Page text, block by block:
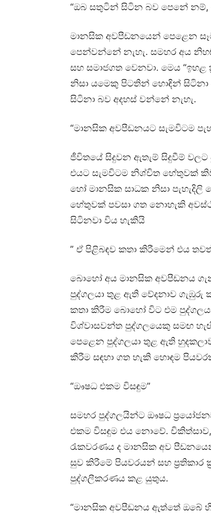
“ඔබ සතුටින් සිටින බව පෙනේ
මානසික අවපීඩනයෙන් පෙළෙන
පෙන්වන්නේ නැහැ. සමහර අය
සහ සමාජගත වෙනවා. මෙය “ඉහළ
නිසා යමෙකු පිටතින් හොඳින්
සිටිනා බව අදහස් වන්නේ නැහැ.
“මානසික අවපීඩනයට සැමවිටම
ජීවිතයේ සිදුවන ඇතැම් සිදුවීම්
එයට සැමවිටම නිශ්චිත හේතුවක්
හෝ මානසික සාධක නිසා
හේතුවක් පවසා ගත නොහැකි
සිටිනවා විය හැකියි
” ඒ පිළිබඳව කතා කිරීමෙන් එය
බොහෝ අය මානසික අවපීඩනය
පුද්ගලයා තුළ ඇති වේදනාව ගැඹුරු
කතා කිරීම බොහෝ විට එම
විශ්වාසවන්ත පුද්ගලයෙකු සමඟ
පෙළෙන පුද්ගලයා තුළ ඇති
කිරීම සඳහා ගත හැකි හොඳම
“ඖෂධ එකම විසඳුම”
සමහර පුද්ගලයින්ට ඖෂධ
එකම විසඳුම එය නොවේ.
රැකවරණය ද මානසික අව
සුව කිරීමේ පියවරයන් සහ ප්‍රතිකාර
පුද්ගලීකරණය කළ යුතුය.
“මානසික අවපීඩනය ඇත්තේ ඔබේ